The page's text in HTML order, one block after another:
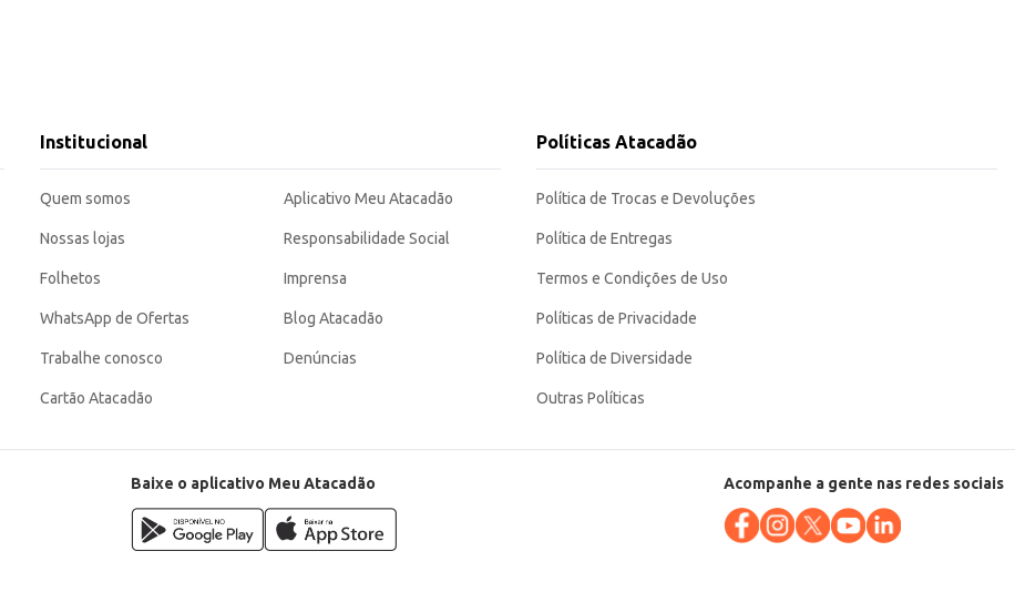
Institucional
Quem somos
Nossas lojas
Folhetos
WhatsApp de Ofertas
Trabalhe conosco
Cartão Atacadão
Aplicativo Meu Atacadão
Responsabilidade Social
Imprensa
Blog Atacadão
Denúncias
Políticas Atacadão
Política de Trocas e Devoluções
Política de Entregas
Termos e Condições de Uso
Políticas de Privacidade
Política de Diversidade
Outras Políticas
Baixe o aplicativo Meu Atacadão Acompanhe a gente nas redes sociais